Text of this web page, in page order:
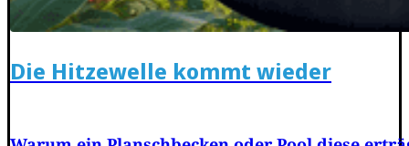
Die Hitzewelle kommt wieder